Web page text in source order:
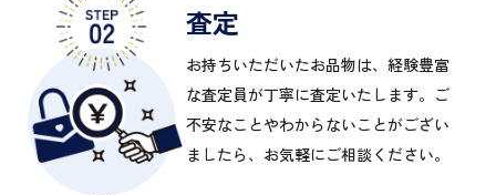
査定
お持ちいただいたお品物は、経験豊富
な査定員が丁寧に査定いたします。ご
不安なことやわからないことがござい
ましたら、お気軽にご相談ください。